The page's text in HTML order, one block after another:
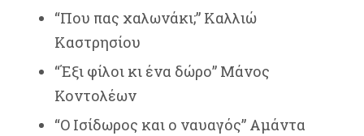
“Που πας χαλωνάκι;” Καλλιώ
Καστρησίου
“Έξι φίλοι κι ένα δώρο” Μάνος
Κοντολέων
“Ο Ισίδωρος και ο ναυαγός” Αμάντα